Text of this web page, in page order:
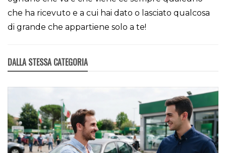
che ha ricevuto e a cui hai dato o lasciato qualcosa
di grande che appartiene solo a te!
DALLA STESSA CATEGORIA